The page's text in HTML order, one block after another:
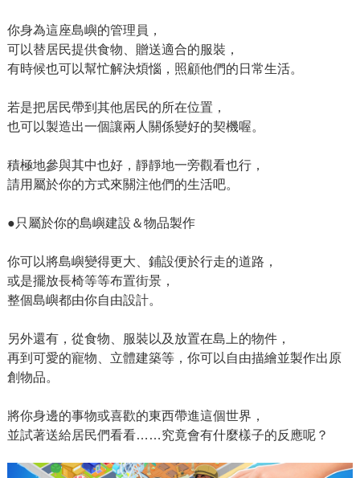
你身為這座島嶼的管理員，
可以替居民提供食物、贈送適合的服裝，
有時候也可以幫忙解決煩惱，照顧他們的日常生活。
若是把居民帶到其他居民的所在位置，
也可以製造出一個讓兩人關係變好的契機喔。
積極地參與其中也好，靜靜地一旁觀看也行，
請用屬於你的方式來關注他們的生活吧。
●只屬於你的島嶼建設＆物品製作
你可以將島嶼變得更大、鋪設便於行走的道路，
或是擺放長椅等等布置街景，
整個島嶼都由你自由設計。
另外還有，從食物、服裝以及放置在島上的物件，
再到可愛的寵物、立體建築等，你可以自由描繪並製作出原
創物品。
將你身邊的事物或喜歡的東西帶進這個世界，
並試著送給居民們看看……究竟會有什麼樣子的反應呢？